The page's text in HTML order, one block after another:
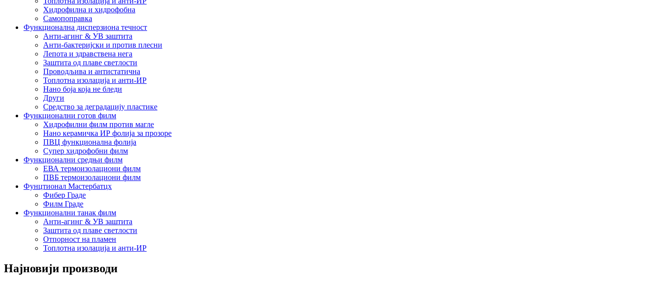
Хидрофилна и хидрофобна
Самопоправка
Функционална дисперзиона течност
Анти-агинг & УВ заштита
Анти-бактеријски и против плесни
Лепота и здравствена нега
Заштита од плаве светлости
Проводљива и антистатична
Топлотна изолација и анти-ИР
Нано боја која не бледи
Други
Средство за деградацију пластике
Функционални готов филм
Хидрофилни филм против магле
Нано керамичка ИР фолија за прозоре
ПВЦ функционална фолија
Супер хидрофобни филм
Функционални средњи филм
ЕВА термоизолациони филм
ПВБ термоизолациони филм
Фунцтионал Мастербатцх
Фибер Граде
Филм Граде
Функционални танак филм
Анти-агинг & УВ заштита
Заштита од плаве светлости
Отпорност на пламен
Топлотна изолација и анти-ИР
Најновији производи